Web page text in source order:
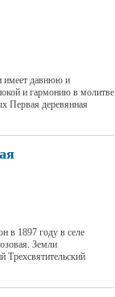
имеет давнюю и
и гармонию в молитве
Первая деревянная
в 1897 году в селе
Земли
Трехсвятительский